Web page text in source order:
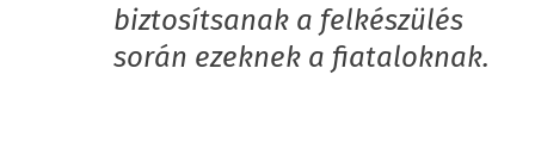
biztosítsanak a felkészülés
során ezeknek a fiataloknak.